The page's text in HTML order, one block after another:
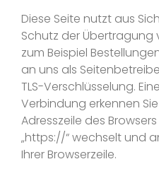
Diese Seite nutzt aus
Schutz der Übertragung
zum Beispiel
an uns als
TLS-Verschlüsselung.
Verbindung erkennen
Adresszeile des
„https://“ wechselt und
Ihrer Browserzeile.